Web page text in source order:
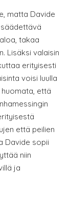
matta Davide
takaa
Lisäksi valaisin
erityisesti
voisi luulla
että
että peilien
Davide sopii
niin
ja